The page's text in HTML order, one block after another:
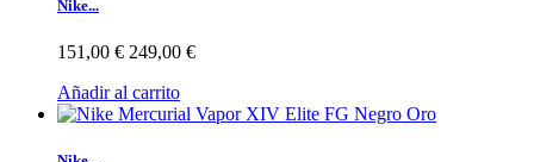
Nike...
151,00 € 249,00 €
Añadir al carrito